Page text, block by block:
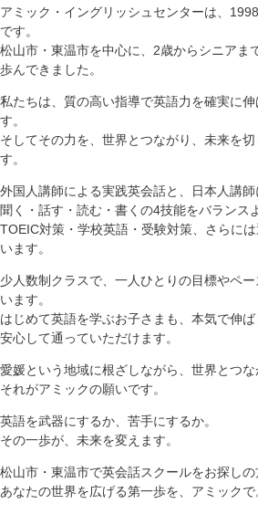
アミック・イングリッシュセンターは、
です。
松山市・東温市を中心に、2歳からシニアま
歩んできました。
私たちは、質の高い指導で英語力を確実に
す。
そしてその力を、世界とつながり、未来を
す。
外国人講師による実践英会話と、日本人講師
聞く・話す・読む・書くの4技能をバランス
TOEIC対策・学校英語・受験対策、さらに
います。
少人数制クラスで、一人ひとりの目標やペ
います。
はじめて英語を学ぶお子さまも、本気で伸
安心して通っていただけます。
愛媛という地域に根ざしながら、世界とつな
それがアミックの願いです。
英語を武器にするか、苦手にするか。
その一歩が、未来を変えます。
松山市・東温市で英会話スクールをお探しの
あなたの世界を広げる第一歩を、アミックで